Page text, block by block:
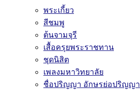
พระเกี้ยว
สีชมพู
ต้นจามจุรี
เสื้อครุยพระราชทาน
ชุดนิสิต
เพลงมหาวิทยาลัย
ชื่อปริญญา อักษรย่อปริญญา